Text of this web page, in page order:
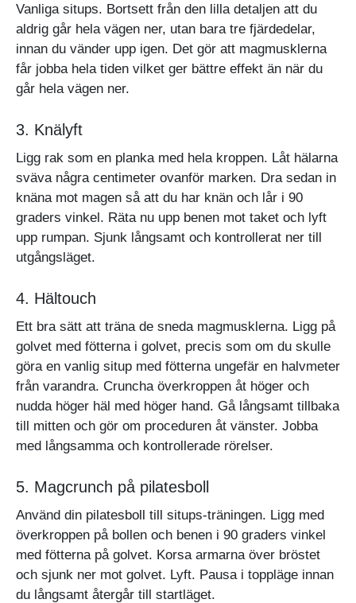
Vanliga situps. Bortsett från den lilla detaljen att du
aldrig går hela vägen ner, utan bara tre fjärdedelar,
innan du vänder upp igen. Det gör att magmusklerna
får jobba hela tiden vilket ger bättre effekt än när du
går hela vägen ner.
3. Knälyft
Ligg rak som en planka med hela kroppen. Låt hälarna
sväva några centimeter ovanför marken. Dra sedan in
knäna mot magen så att du har knän och lår i 90
graders vinkel. Räta nu upp benen mot taket och lyft
upp rumpan. Sjunk långsamt och kontrollerat ner till
utgångsläget.
4. Hältouch
Ett bra sätt att träna de sneda magmusklerna. Ligg på
golvet med fötterna i golvet, precis som om du skulle
göra en vanlig situp med fötterna ungefär en halvmeter
från varandra. Cruncha överkroppen åt höger och
nudda höger häl med höger hand. Gå långsamt tillbaka
till mitten och gör om proceduren åt vänster. Jobba
med långsamma och kontrollerade rörelser.
5. Magcrunch på pilatesboll
Använd din pilatesboll till situps-träningen. Ligg med
överkroppen på bollen och benen i 90 graders vinkel
med fötterna på golvet. Korsa armarna över bröstet
och sjunk ner mot golvet. Lyft. Pausa i toppläge innan
du långsamt återgår till startläget.